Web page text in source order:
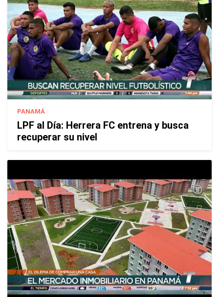
PANAMÁ
LPF al Día: Herrera FC entrena y busca
recuperar su nivel